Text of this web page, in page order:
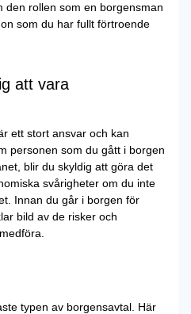
den rollen som en borgensman
som du har fullt förtroende
att vara
ett stort ansvar och kan
personen som du gått i borgen
blir du skyldig att göra det
svårigheter om du inte
Innan du går i borgen för
bild av de risker och
typen av borgensavtal. Här